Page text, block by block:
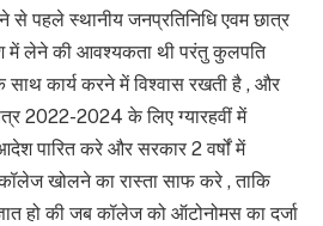
से पहले स्थानीय जनप्रतिनिधि एवम छात्र
में लेने की आवश्यकता थी परंतु कुलपति
साथ कार्य करने में विश्वास रखती है , और
2022-2024 के लिए ग्यारहवीं में
पारित करे और सरकार 2 वर्षों में
खोलने का रास्ता साफ करे , ताकि
हो की जब कॉलेज को ऑटोनोमस का दर्जा